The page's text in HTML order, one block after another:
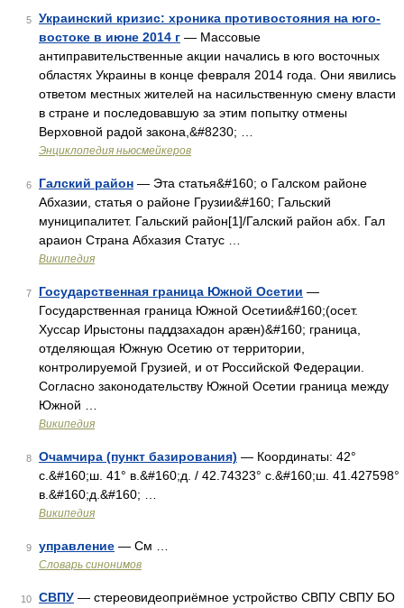
5
Украинский кризис: хроника противостояния на юго-
востоке в июне 2014 г — Массовые
антиправительственные акции начались в юго восточных
областях Украины в конце февраля 2014 года. Они явились
ответом местных жителей на насильственную смену власти
в стране и последовавшую за этим попытку отмены
Верховной радой закона,&#8230; …
Энциклопедия ньюсмейкеров
6 Галский район — Эта статья&#160; о Галском районе
Абхазии, статья о районе Грузии&#160; Гальский
муниципалитет. Гальский район[1]/Галский район абх. Гал
араион Страна Абхазия Статус …
Википедия
7 Государственная граница Южной Осетии —
Государственная граница Южной Осетии&#160;(осет.
Хуссар Ирыстоны паддзахадон арæн)&#160; граница,
отделяющая Южную Осетию от территории,
контролируемой Грузией, и от Российской Федерации.
Согласно законодательству Южной Осетии граница между
Южной …
Википедия
8 Очамчира (пункт базирования) — Координаты: 42°
с.&#160;ш. 41° в.&#160;д. / 42.74323° с.&#160;ш. 41.427598°
в.&#160;д.&#160; …
Википедия
9 управление — См …
Словарь синонимов
10 СВПУ — стереовидеоприёмное устройство СВПУ СВПУ БО